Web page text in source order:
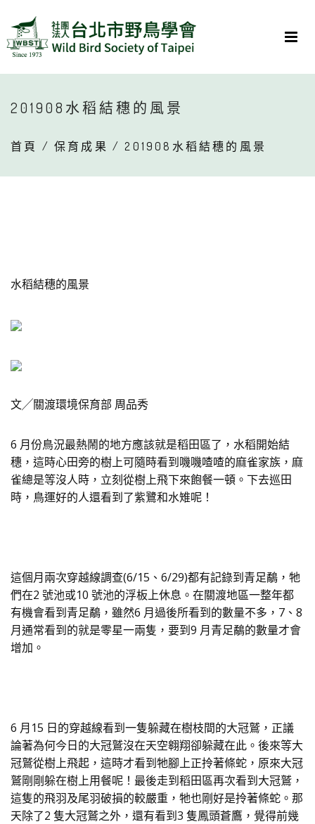
201908水稻結穗的風景
首頁 /保育成果 / 201908水稻結穗的風景
水稻結穗的風景
文╱關渡環境保育部 周品秀
6 月份鳥況最熱鬧的地方應該就是稻田區了，水稻開始結
穗，這時心田旁的樹上可隨時看到嘰嘰喳喳的麻雀家族，麻
雀總是等沒人時，立刻從樹上飛下來飽餐一頓。下去巡田
時，鳥運好的人還看到了紫鷺和水雉呢！
這個月兩次穿越線調查(6/15、6/29)都有記錄到青足鷸，牠
們在2 號池或10 號池的浮板上休息。在關渡地區一整年都
有機會看到青足鷸，雖然6 月過後所看到的數量不多，7、8
月通常看到的就是零星一兩隻，要到9 月青足鷸的數量才會
增加。
6 月15 日的穿越線看到一隻躲藏在樹枝間的大冠鷲，正議
論著為何今日的大冠鷲沒在天空翱翔卻躲藏在此。後來等大
冠鷲從樹上飛起，這時才看到牠腳上正拎著條蛇，原來大冠
鷲剛剛躲在樹上用餐呢！最後走到稻田區再次看到大冠鷲，
這隻的飛羽及尾羽破損的較嚴重，牠也剛好是拎著條蛇。那
天除了2 隻大冠鷲之外，還有看到3 隻鳳頭蒼鷹，覺得前幾